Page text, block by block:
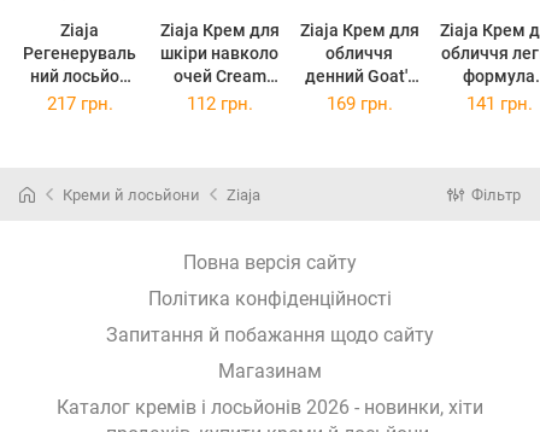
Ziaja
Регенеруваль
ний лосьйон
для тіла Body
Ziaja Крем для
шкіри навколо
очей Cream
For Skin Around
Ziaja Крем для
обличчя
денний Goat's
Milk Day
Ziaja Крем
обличчя легка
формула
217 грн. 112 грн. 169 грн. 141 грн.
Креми й лосьйони Ziaja Фільтр
Повна версія сайту
Політика конфіденційності
Запитання й побажання щодо сайту
Магазинам
Каталог кремів і лосьйонів 2026 - новинки, хіти